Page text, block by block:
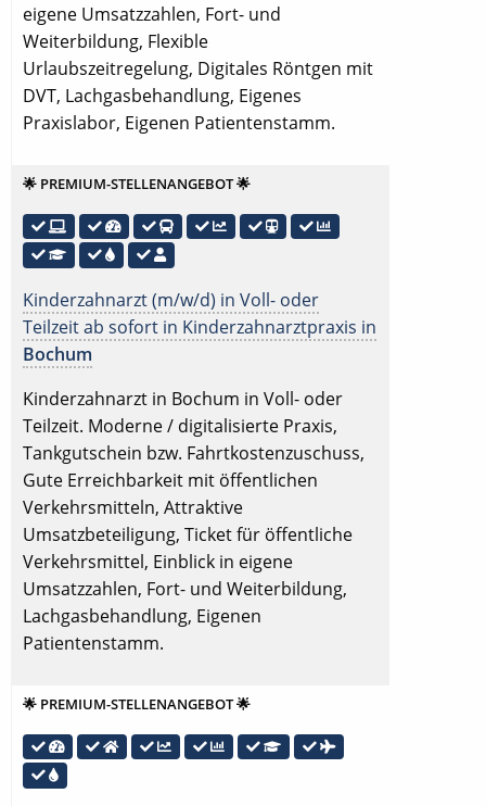
eigene Umsatzzahlen, Fort- und
Weiterbildung, Flexible
Urlaubszeitregelung, Digitales Röntgen mit
DVT, Lachgasbehandlung, Eigenes
Praxislabor, Eigenen Patientenstamm.
🌟 PREMIUM-STELLENANGEBOT 🌟
Kinderzahnarzt (m/w/d) in Voll- oder
Teilzeit ab sofort in Kinderzahnarztpraxis in
Bochum
Kinderzahnarzt in Bochum in Voll- oder
Teilzeit. Moderne / digitalisierte Praxis,
Tankgutschein bzw. Fahrtkostenzuschuss,
Gute Erreichbarkeit mit öffentlichen
Verkehrsmitteln, Attraktive
Umsatzbeteiligung, Ticket für öffentliche
Verkehrsmittel, Einblick in eigene
Umsatzzahlen, Fort- und Weiterbildung,
Lachgasbehandlung, Eigenen
Patientenstamm.
🌟 PREMIUM-STELLENANGEBOT 🌟